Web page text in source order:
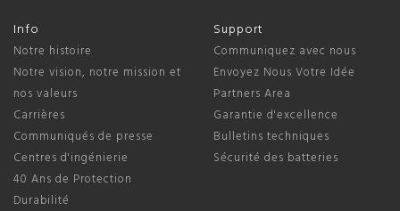
Info
Notre histoire
Notre vision, notre mission et
nos valeurs
Carrières
Communiqués de presse
Centres d'ingénierie
40 Ans de Protection
Durabilité
Support
Communiquez avec nous
Envoyez Nous Votre Idée
Partners Area
Garantie d'excellence
Bulletins techniques
Sécurité des batteries